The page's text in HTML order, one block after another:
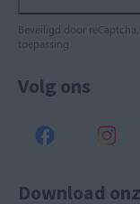
Beveiligd door reCaptcha,
toepassing.
Volg ons
Download